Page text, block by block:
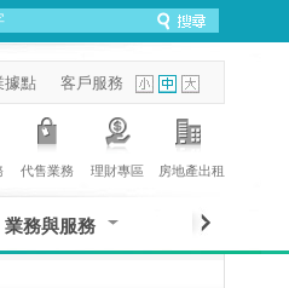
據點 客戶服務
代售業務 理財專區 房地產出租
業務與服務